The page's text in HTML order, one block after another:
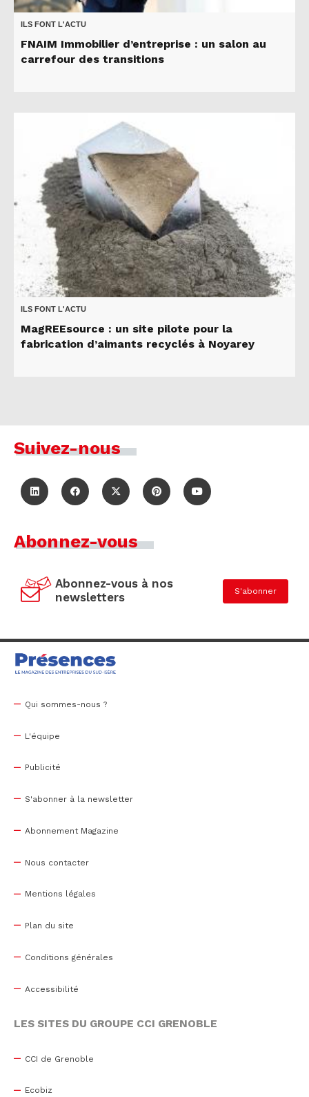
ILS FONT L'ACTU
FNAIM Immobilier d’entreprise : un salon au
carrefour des transitions
ILS FONT L'ACTU
MagREEsource : un site pilote pour la
fabrication d’aimants recyclés à Noyarey
Suivez-nous
Abonnez-vous
Abonnez-vous à nos
newsletters
S'abonner
Qui sommes-nous ?
L'équipe
Publicité
S'abonner à la newsletter
Abonnement Magazine
Nous contacter
Mentions légales
Plan du site
Conditions générales
Accessibilité
LES SITES DU GROUPE CCI GRENOBLE
CCI de Grenoble
Ecobiz